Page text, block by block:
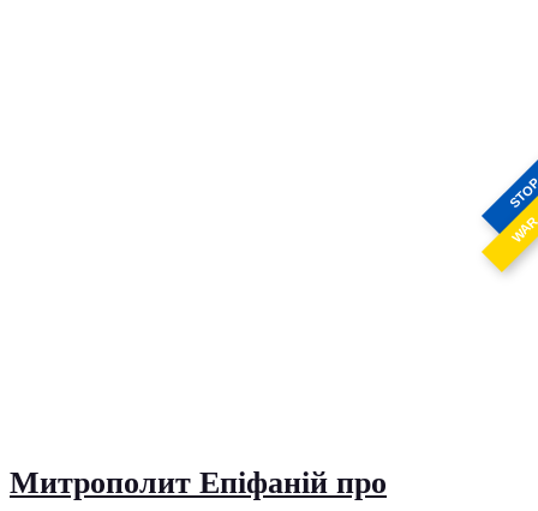
Митрополит Епіфаній про